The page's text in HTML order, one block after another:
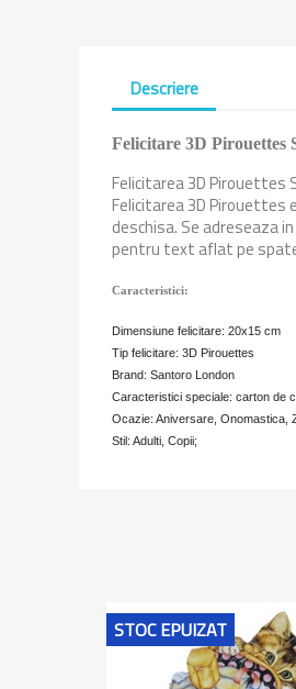
Descriere
Felicitare 3D Pirouettes
Felicitarea 3D Pirouettes
Felicitarea 3D Pirouettes
deschisa. Se adreseaza
pentru text aflat pe
Caracteristici:
Dimensiune felicitare: 20x15 cm
Tip felicitare: 3D Pirouettes
Brand: Santoro London
Caracteristici speciale: carton de
Ocazie: Aniversare, Onomastica,
Stil: Adulti, Copii;
STOC EPUIZAT